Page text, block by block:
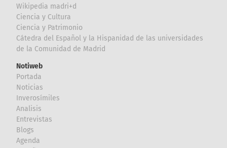
Wikipedia madri+d
Ciencia y Cultura
Ciencia y Patrimonio
Cátedra del Español y la Hispanidad de las universidades
de la Comunidad de Madrid
Notiweb
Portada
Noticias
Inverosímiles
Analisis
Entrevistas
Blogs
Agenda